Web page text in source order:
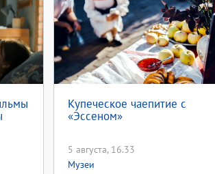
Купеческое чаепитие с
«Эссеном»
5 августа, 16.33
Музеи